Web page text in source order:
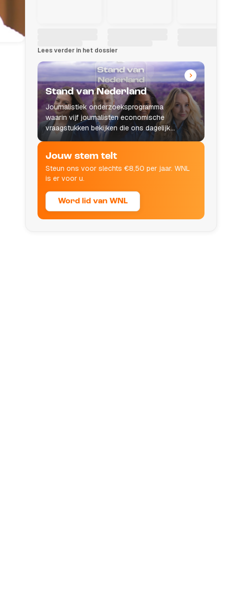
Lees verder in het dossier
Stand van Nederland
Journalistiek onderzoeksprogramma
waarin vijf journalisten economische
vraagstukken bekijken die ons dagelijks
leven raken.
Jouw stem telt
Steun ons voor slechts €8,50 per jaar. WNL
is er voor u.
Word lid van WNL